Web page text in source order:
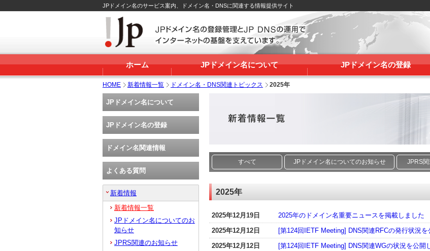
JPドメイン名のサービス案内、ドメイン名・DNSに関連する情報提供サイト
ホーム JPドメイン名について JPドメイン名の登録
HOME 新着情報一覧 ドメイン名・DNS関連トピックス 2025年
すべて JPドメイン名についてのお知らせ JPRS
2025年
2025年12月19日
2025年のドメイン名重要ニュースを掲載しました
2025年12月12日
[第124回IETF Meeting] DNS関連RFCの発行状況を
2025年12月12日
[第124回IETF Meeting] DNS関連WGの状況を公開
JPドメイン名について
JPドメイン名の登録
ドメイン名関連情報
よくある質問
新着情報
新着情報一覧
JPドメイン名についてのお
知らせ
JPRS関連のお知らせ